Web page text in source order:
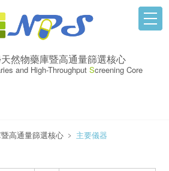
然物藥庫暨高通量篩選核心
and High-Throughput Screening Core
高通量篩選核心 ﹥ 主要儀器